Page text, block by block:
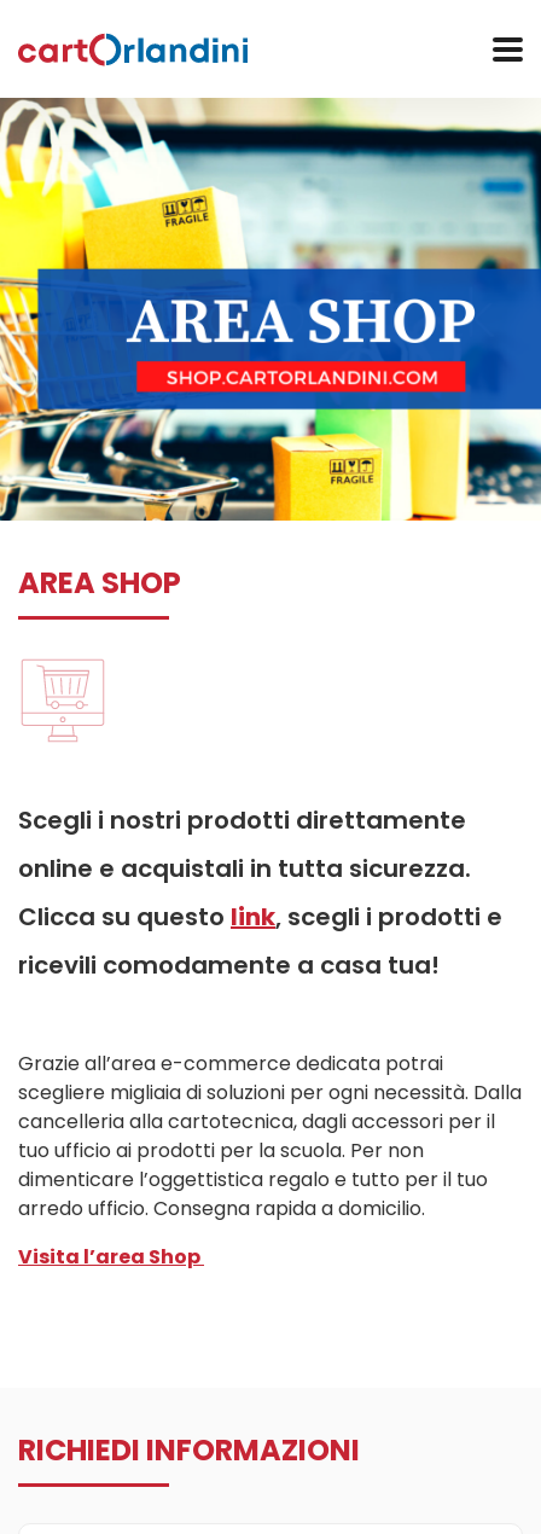
AREA SHOP
Scegli i nostri prodotti direttamente
online e acquistali in tutta sicurezza.
Clicca su questo link, scegli i prodotti e
ricevili comodamente a casa tua!
Grazie all’area e-commerce dedicata potrai
scegliere migliaia di soluzioni per ogni necessità. Dalla
cancelleria alla cartotecnica, dagli accessori per il
tuo ufficio ai prodotti per la scuola. Per non
dimenticare l’oggettistica regalo e tutto per il tuo
arredo ufficio. Consegna rapida a domicilio.
Visita l’area Shop
RICHIEDI INFORMAZIONI